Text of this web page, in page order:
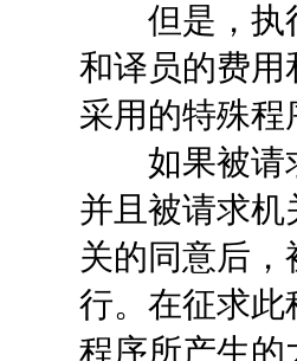
但是，执行
和译员的费用
采用的特殊
如果被请求
并且被请求
关的同意后
行。在征求此
程序所产生的